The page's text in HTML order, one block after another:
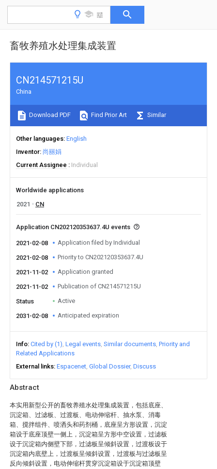
畜牧养殖水处理集成装置
Abstract
本实用新型公开的畜牧养殖水处理集成装置，包括底座、
沉淀箱、过滤板、过渡板、电动伸缩杆、抽水泵、消毒
箱、搅拌组件、喷洒头和药剂桶，底座呈方形设置，沉淀
箱设于底座顶壁一侧上，沉淀箱呈方形中空设置，过滤板
设于沉淀箱内侧壁下部，过滤板呈倾斜设置，过渡板设于
沉淀箱内底壁上，过渡板呈倾斜设置，过渡板与过滤板呈
反向倾斜设置，电动伸缩杆贯穿沉淀箱设于沉淀箱顶壁
CN214571215U
China
Download PDF Find Prior Art Similar
Other languages English
Inventor 尚丽娟
Current Assignee
Individual
Worldwide applications
2021
CN
Application CN202120353637.4U events
2021-02-08 Application filed by Individual
2021-02-08 Priority to CN202120353637.4U
2021-11-02 Application granted
2021-11-02 Publication of CN214571215U
Status Active
2031-02-08 Anticipated expiration
Info Cited by (1) Legal events Similar documents Priority and
Related Applications
External links Espacenet Global Dossier Discuss